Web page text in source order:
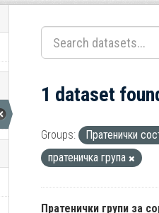
1 dataset
Groups: Пратенички
пратеничка група
Пратенички групи за